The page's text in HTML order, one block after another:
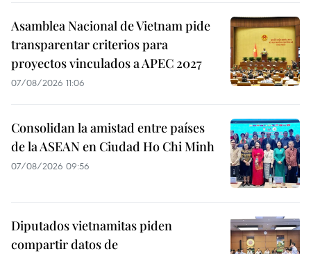
Asamblea Nacional de Vietnam pide
transparentar criterios para
proyectos vinculados a APEC 2027
07/08/2026 11:06
Consolidan la amistad entre países
de la ASEAN en Ciudad Ho Chi Minh
07/08/2026 09:56
Diputados vietnamitas piden
compartir datos de